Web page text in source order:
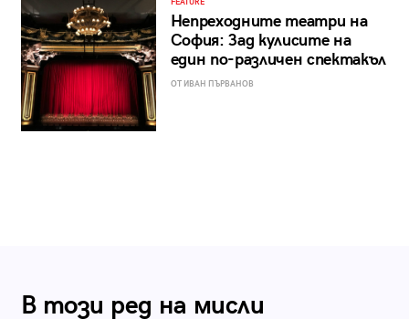
FEATURE
Непреходните театри на
София: Зад кулисите на
един по-различен спектакъл
ОТ ИВАН ПЪРВАНОВ
В този ред на мисли